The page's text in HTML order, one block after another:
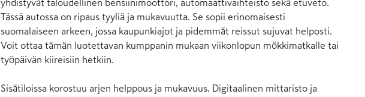
yhdistyvät taloudellinen bensiinimoottori, automaattivaihteisto sekä etuveto.
Tässä autossa on ripaus tyyliä ja mukavuutta. Se sopii erinomaisesti
suomalaiseen arkeen, jossa kaupunkiajot ja pidemmät reissut sujuvat helposti.
Voit ottaa tämän luotettavan kumppanin mukaan viikonlopun mökkimatkalle tai
työpäivän kiireisiin hetkiin.
Sisätiloissa korostuu arjen helppous ja mukavuus. Digitaalinen mittaristo ja